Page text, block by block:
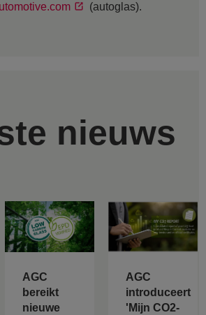
(autoglas).
nieuws
AGC
bereikt
nieuwe
AGC
introduceert
'Mijn CO2-